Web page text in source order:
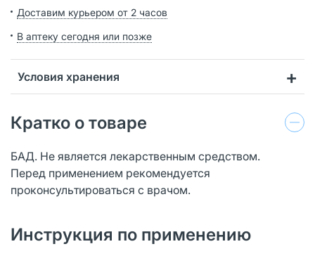
Доставим курьером от 2 часов
В аптеку сегодня или позже
Условия хранения
Кратко о товаре
БАД. Не является лекарственным средством.
Перед применением рекомендуется
проконсультироваться с врачом.
Инструкция по применению